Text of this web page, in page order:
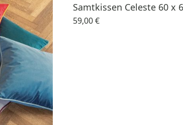
Samtkissen Celeste 60 x
59,00 €